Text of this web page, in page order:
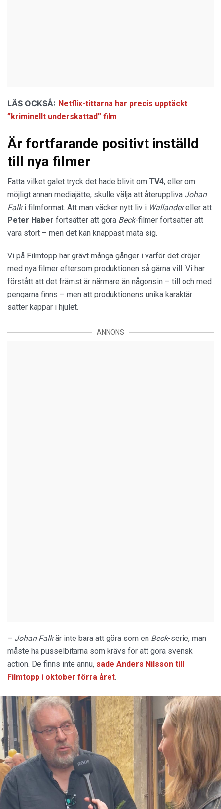
LÄS OCKSÅ: Netflix-tittarna har precis upptäckt
”kriminellt underskattad” film
Är fortfarande positivt inställd
till nya filmer
Fatta vilket galet tryck det hade blivit om TV4, eller om
möjligt annan mediajätte, skulle välja att återuppliva Johan
Falki filmformat. Att man väcker nytt liv i Wallandereller att
Peter Haber fortsätter att göra Beck-filmer fortsätter att
vara stort – men det kan knappast mäta sig.
Vi på Filmtopp har grävt många gånger i varför det dröjer
med nya filmer eftersom produktionen så gärna vill. Vi har
förstått att det främst är närmare än någonsin – till och med
pengarna finns – men att produktionens unika karaktär
sätter käppar i hjulet.
ANNONS
– Johan Falkär inte bara att göra som en Beck-serie, man
måste ha pusselbitarna som krävs för att göra svensk
action. De finns inte ännu, sade Anders Nilsson till
Filmtopp i oktober förra året.